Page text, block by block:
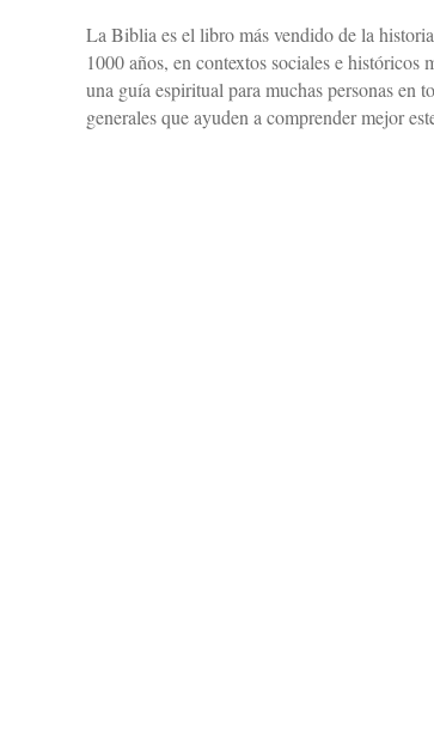
La Biblia es el libro más vendido de la
1000 años, en contextos sociales e
una guía espiritual para muchas personas en
generales que ayuden a comprender mejor